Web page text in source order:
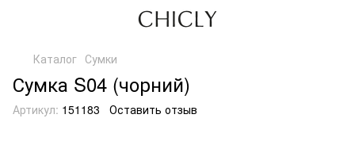
Каталог Сумки
Сумка S04 (чорний)
Артикул: 151183 Оставить отзыв